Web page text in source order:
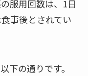
服用回数は、1日
事後とされてい
下の通りです。